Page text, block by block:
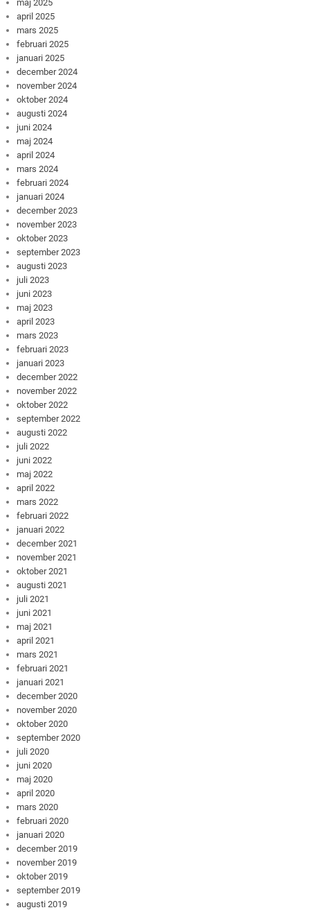
maj 2025
april 2025
mars 2025
februari 2025
januari 2025
december 2024
november 2024
oktober 2024
augusti 2024
juni 2024
maj 2024
april 2024
mars 2024
februari 2024
januari 2024
december 2023
november 2023
oktober 2023
september 2023
augusti 2023
juli 2023
juni 2023
maj 2023
april 2023
mars 2023
februari 2023
januari 2023
december 2022
november 2022
oktober 2022
september 2022
augusti 2022
juli 2022
juni 2022
maj 2022
april 2022
mars 2022
februari 2022
januari 2022
december 2021
november 2021
oktober 2021
augusti 2021
juli 2021
juni 2021
maj 2021
april 2021
mars 2021
februari 2021
januari 2021
december 2020
november 2020
oktober 2020
september 2020
juli 2020
juni 2020
maj 2020
april 2020
mars 2020
februari 2020
januari 2020
december 2019
november 2019
oktober 2019
september 2019
augusti 2019